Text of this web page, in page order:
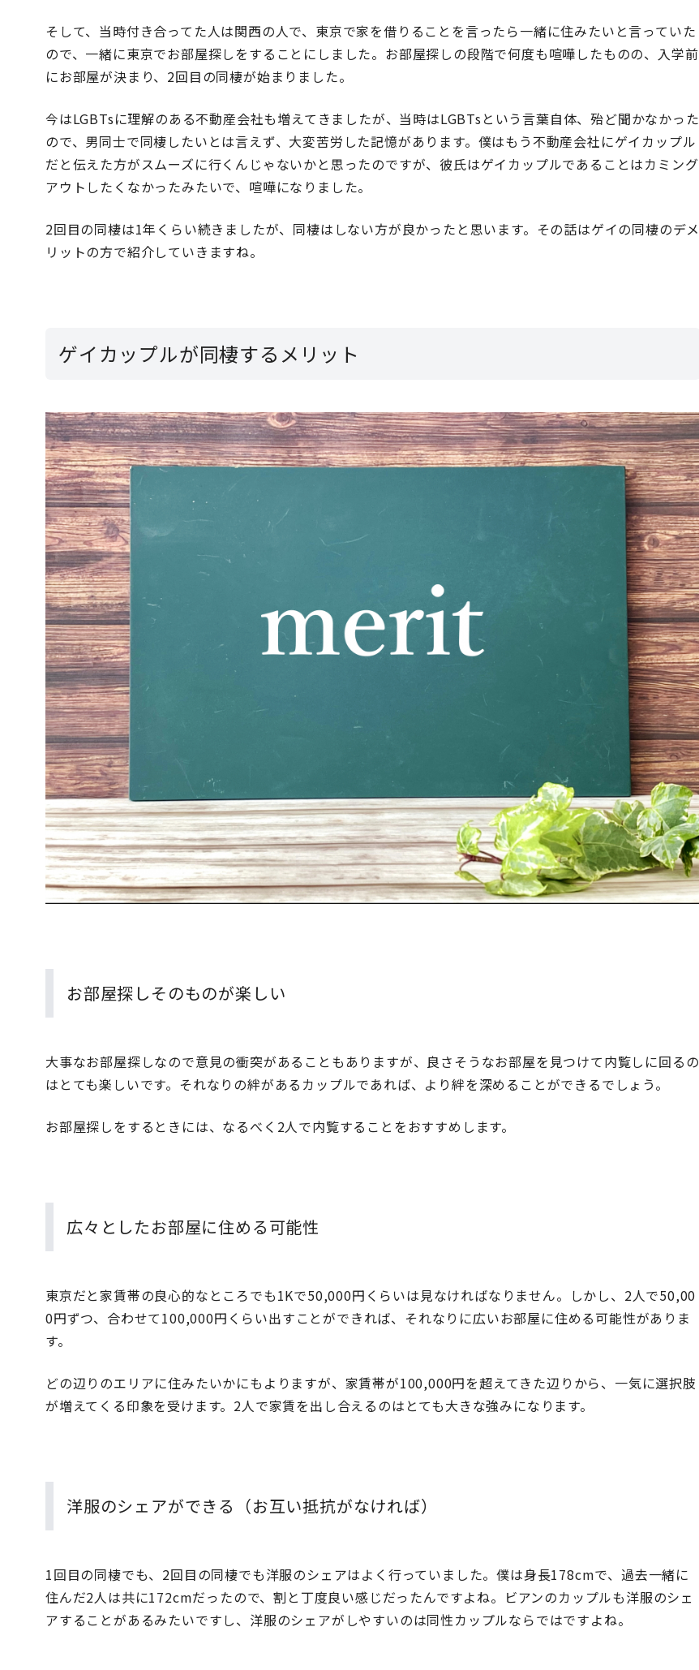
そして、当時付き合ってた人は関西の人で、東京で家を借りることを言ったら一緒に住みたいと言っていた
ので、一緒に東京でお部屋探しをすることにしました。お部屋探しの段階で何度も喧嘩したものの、入学前
にお部屋が決まり、2回目の同棲が始まりました。
今はLGBTsに理解のある不動産会社も増えてきましたが、当時はLGBTsという言葉自体、殆ど聞かなかった
ので、男同士で同棲したいとは言えず、大変苦労した記憶があります。僕はもう不動産会社にゲイカップル
だと伝えた方がスムーズに行くんじゃないかと思ったのですが、彼氏はゲイカップルであることはカミング
アウトしたくなかったみたいで、喧嘩になりました。
2回目の同棲は1年くらい続きましたが、同棲はしない方が良かったと思います。その話はゲイの同棲のデメ
リットの方で紹介していきますね。
ゲイカップルが同棲するメリット
お部屋探しそのものが楽しい
大事なお部屋探しなので意見の衝突があることもありますが、良さそうなお部屋を見つけて内覧しに回るの
はとても楽しいです。それなりの絆があるカップルであれば、より絆を深めることができるでしょう。
お部屋探しをするときには、なるべく2人で内覧することをおすすめします。
広々としたお部屋に住める可能性
東京だと家賃帯の良心的なところでも1Kで50,000円くらいは見なければなりません。しかし、2人で50,00
0円ずつ、合わせて100,000円くらい出すことができれば、それなりに広いお部屋に住める可能性がありま
す。
どの辺りのエリアに住みたいかにもよりますが、家賃帯が100,000円を超えてきた辺りから、一気に選択肢
が増えてくる印象を受けます。2人で家賃を出し合えるのはとても大きな強みになります。
洋服のシェアができる（お互い抵抗がなければ）
1回目の同棲でも、2回目の同棲でも洋服のシェアはよく行っていました。僕は身長178cmで、過去一緒に
住んだ2人は共に172cmだったので、割と丁度良い感じだったんですよね。ビアンのカップルも洋服のシェ
アすることがあるみたいですし、洋服のシェアがしやすいのは同性カップルならではですよね。